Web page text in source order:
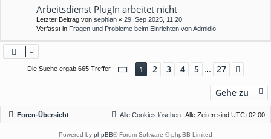
Arbeitsdienst PlugIn arbeitet nicht
Letzter Beitrag von sephian « 29. Sep 2025, 11:20
Verfasst in Fragen und Probleme beim Einrichten von Admidio
Die Suche ergab 665 Treffer Seite 1 von 27
1 2 3 4 5 27
Gehe zu
Foren-Übersicht Alle Zeiten sind UTC+02:00
Alle Cookies löschen
Powered by phpBB® Forum Software © phpBB Limited